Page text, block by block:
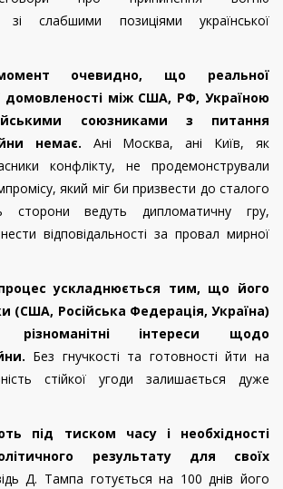
зі слабшими позиціями української
очевидно, що реальної
домовленості між США, РФ, Україною
союзниками з питання
немає. Ані Москва, ані Київ, як
конфлікту, не продемонстрували
який міг би призвести до сталого
сторони ведуть дипломатичну гру,
відповідальності за провал мирної
ускладнюється тим, що його
(США, Російська Федерація, Україна)
різноманітні інтереси щодо
Без гнучкості та готовності йти на
стійкої угоди залишається дуже
під тиском часу і необхідності
результату для своїх
Д. Тампа готується на 100 днів його